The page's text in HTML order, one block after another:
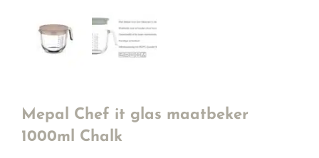
Mepal Chef it glas maatbeker
1000ml Chalk